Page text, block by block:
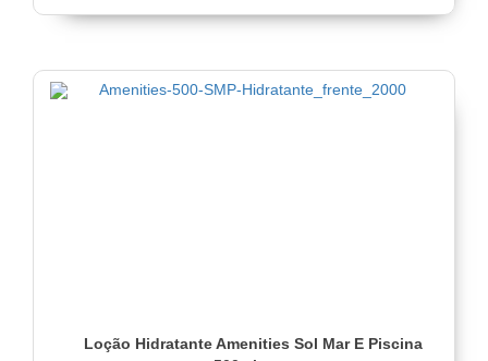
Loção Hidratante Amenities Sol Mar E Piscina